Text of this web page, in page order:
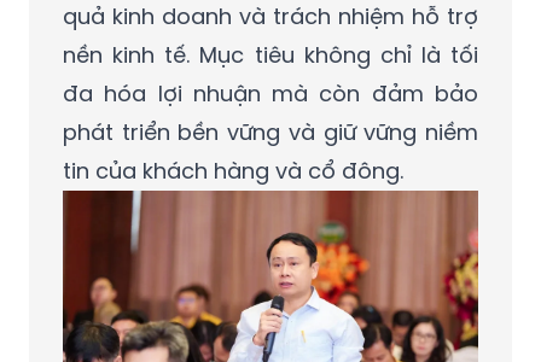
quả kinh doanh và trách nhiệm hỗ trợ
nền kinh tế. Mục tiêu không chỉ là tối
đa hóa lợi nhuận mà còn đảm bảo
phát triển bền vững và giữ vững niềm
tin của khách hàng và cổ đông.